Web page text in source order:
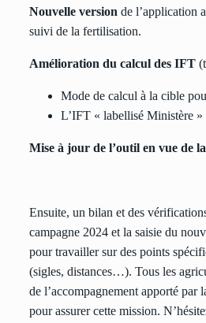
Nouvelle version de l’application
suivi de la fertilisation.
Amélioration du calcul des IFT
Mode de calcul à la cible
L’IFT « labellisé Ministère
Mise à jour de l’outil en vue de
Ensuite, un bilan et des
campagne 2024 et la saisie du
pour travailler sur des points
(sigles, distances…). Tous les
de l’accompagnement apporté
pour assurer cette mission.